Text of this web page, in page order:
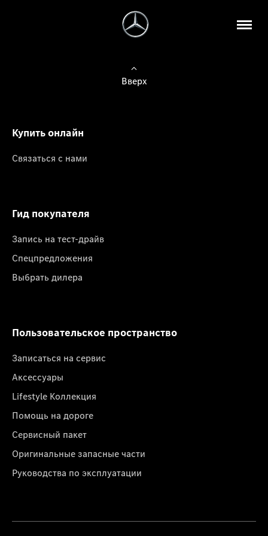
Вверх
Купить онлайн
Связаться с нами
Гид покупателя
Запись на тест-драйв
Спецпредложения
Выбрать дилера
Пользовательское пространство
Записаться на сервис
Аксессуары
Lifestyle Коллекция
Помощь на дороге
Сервисный пакет
Оригинальные запасные части
Руководства по эксплуатации